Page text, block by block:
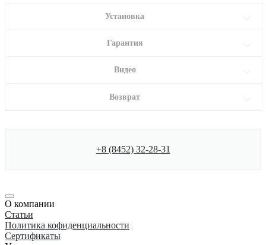
Установка
Гарантия
Видео
Возврат
+8 (8452) 32-28-31
О компании
Статьи
Политика кофиденциальности
Сертификаты